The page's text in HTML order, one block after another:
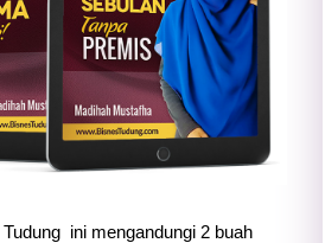
ini mengandungi 2 buah